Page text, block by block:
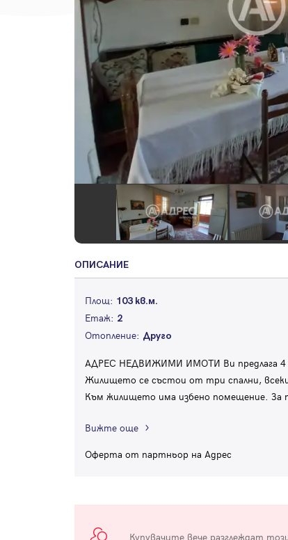
ОПИСАНИЕ
Площ: 103 кв.м.
Етаж: 2
Отопление: Друго
АДРЕС НЕДВИЖИМИ ИМОТИ Ви предлага 4 -
Жилището се състои от три спални,
Към жилището има избено помещение. За
Вижте още
Оферта от партньор на Адрес
Купувачите вече разглеждат